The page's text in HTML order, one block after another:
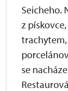
Seicheho.
z
se